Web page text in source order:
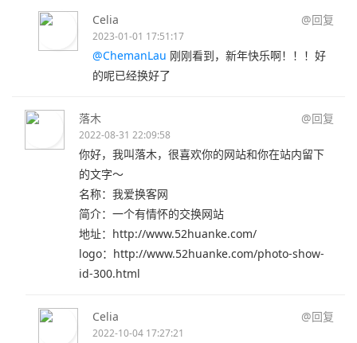
Celia @回复
2023-01-01 17:51:17
@ChemanLau 刚刚看到，新年快乐啊！！！好
的呢已经换好了
落木 @回复
2022-08-31 22:09:58
你好，我叫落木，很喜欢你的网站和你在站内留下
的文字～
名称：我爱换客网
简介：一个有情怀的交换网站
地址：http://www.52huanke.com/
logo：http://www.52huanke.com/photo-show-
id-300.html
Celia @回复
2022-10-04 17:27:21